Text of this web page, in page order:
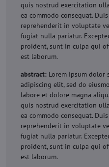
quis nostrud exercitation
ea commodo consequat.
reprehenderit in voluptate
fugiat nulla pariatur.
proident, sunt in culpa qui
est laborum.
abstract: Lorem ipsum dolor
adipiscing elit, sed do
labore et dolore magna
quis nostrud exercitation
ea commodo consequat.
reprehenderit in voluptate
fugiat nulla pariatur.
proident, sunt in culpa qui
est laborum.